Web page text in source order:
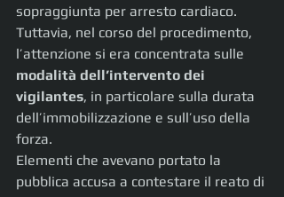
sopraggiunta per arresto cardiaco.
Tuttavia, nel corso del procedimento,
l’attenzione si era concentrata sulle
modalità dell’intervento dei
vigilantes, in particolare sulla durata
dell’immobilizzazione e sull’uso della
forza.
Elementi che avevano portato la
pubblica accusa a contestare il reato di